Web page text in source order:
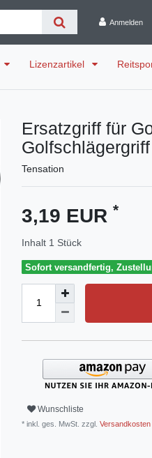
Anmelden
Lizenzartikel
Ersatzgriff für
Tensation
3,19 EUR *
Inhalt 1 Stück
Sofort versandfertig,
Wunschliste
* inkl. ges. MwSt. zzgl. Versandkosten